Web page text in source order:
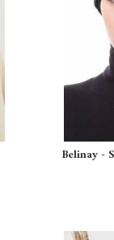
Belinay -